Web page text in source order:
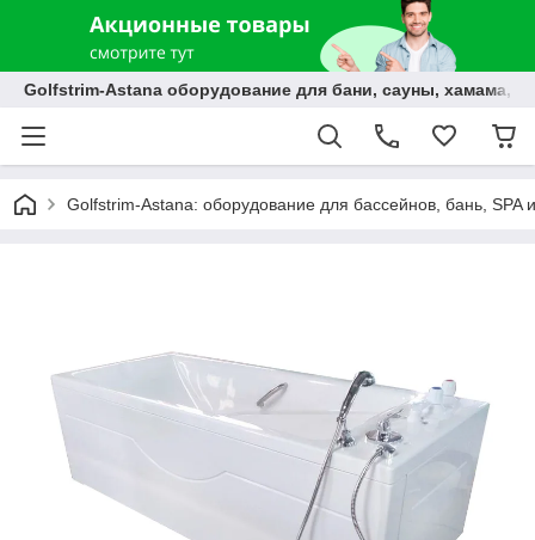
Golfstrim-Astana оборудование для бани, сауны, хамама,
Golfstrim-Astana: оборудование для бассейнов, бань, SPA